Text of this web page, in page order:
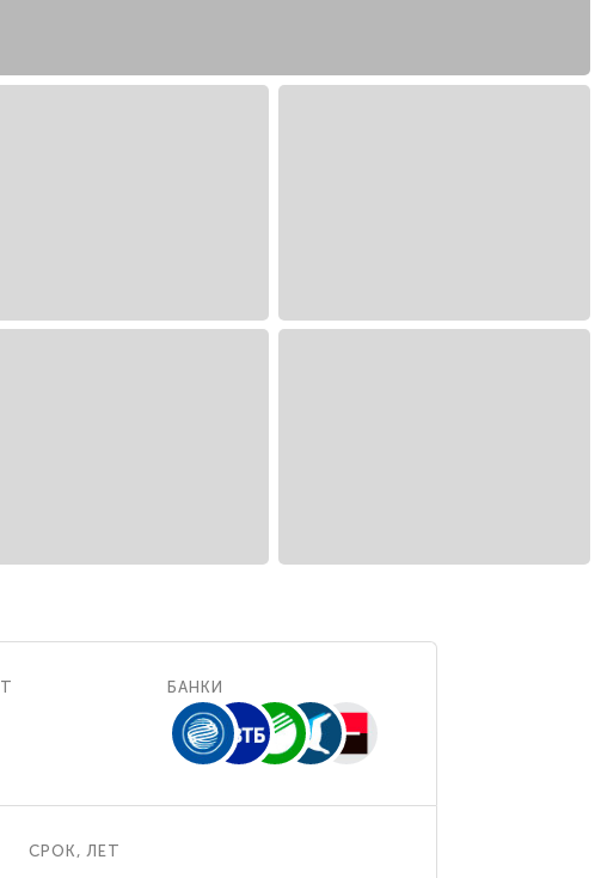
БАНКИ
СРОК, ЛЕТ